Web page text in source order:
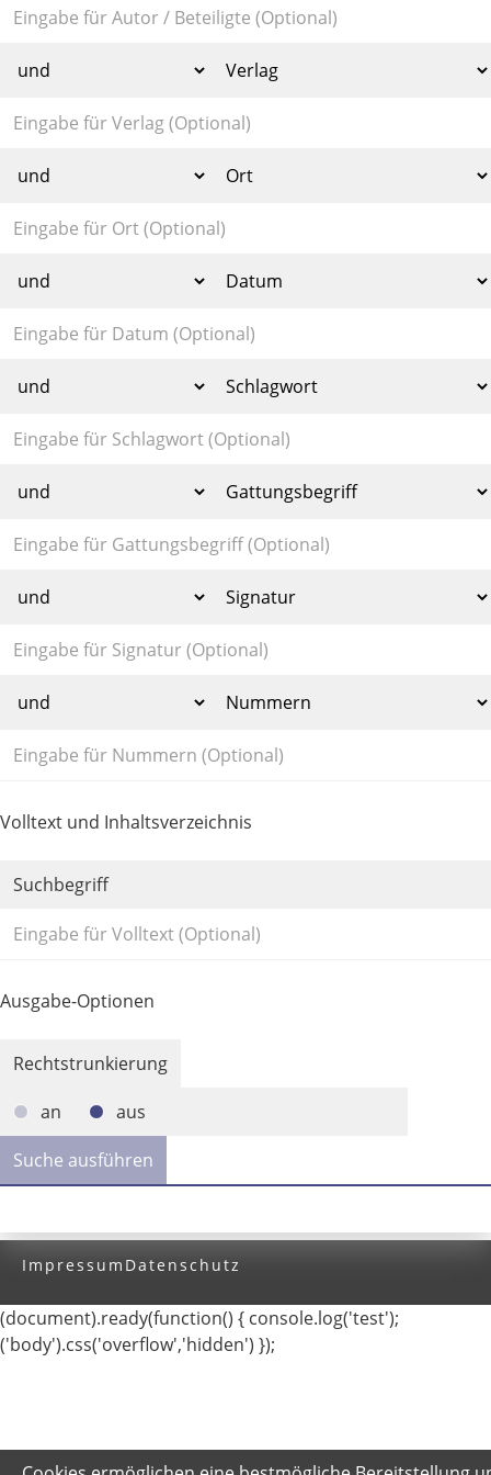
Volltext und Inhaltsverzeichnis
Suchbegriff
Ausgabe-Optionen
Rechtstrunkierung
an
aus
Impressum Datenschutz
(document).ready(function() { console.log('test');
('body').css('overflow','hidden') });